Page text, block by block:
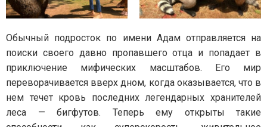
Обычный подросток по имени Адам отправляется на
поиски своего давно пропавшего отца и попадает в
приключение мифических масштабов. Его мир
переворачивается вверх дном, когда оказывается, что в
нем течет кровь последних легендарных хранителей
леса — бигфутов. Теперь ему открыты такие